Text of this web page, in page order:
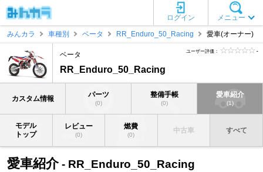
メニュー
ログイン
みんカラ
車種別 ベータ RR_Enduro_50_Racing 愛車(オーナー)
ベータ
RR_Enduro_50_Racing
ユーザー評価： -
カスタム情報 パーツ
(0)
整備手帳
(0)
愛車紹介
(1)
モデル
トップ
レビュー
(0)
燃費
(0)
中古車 すべて
愛車紹介- RR_Enduro_50_Racing